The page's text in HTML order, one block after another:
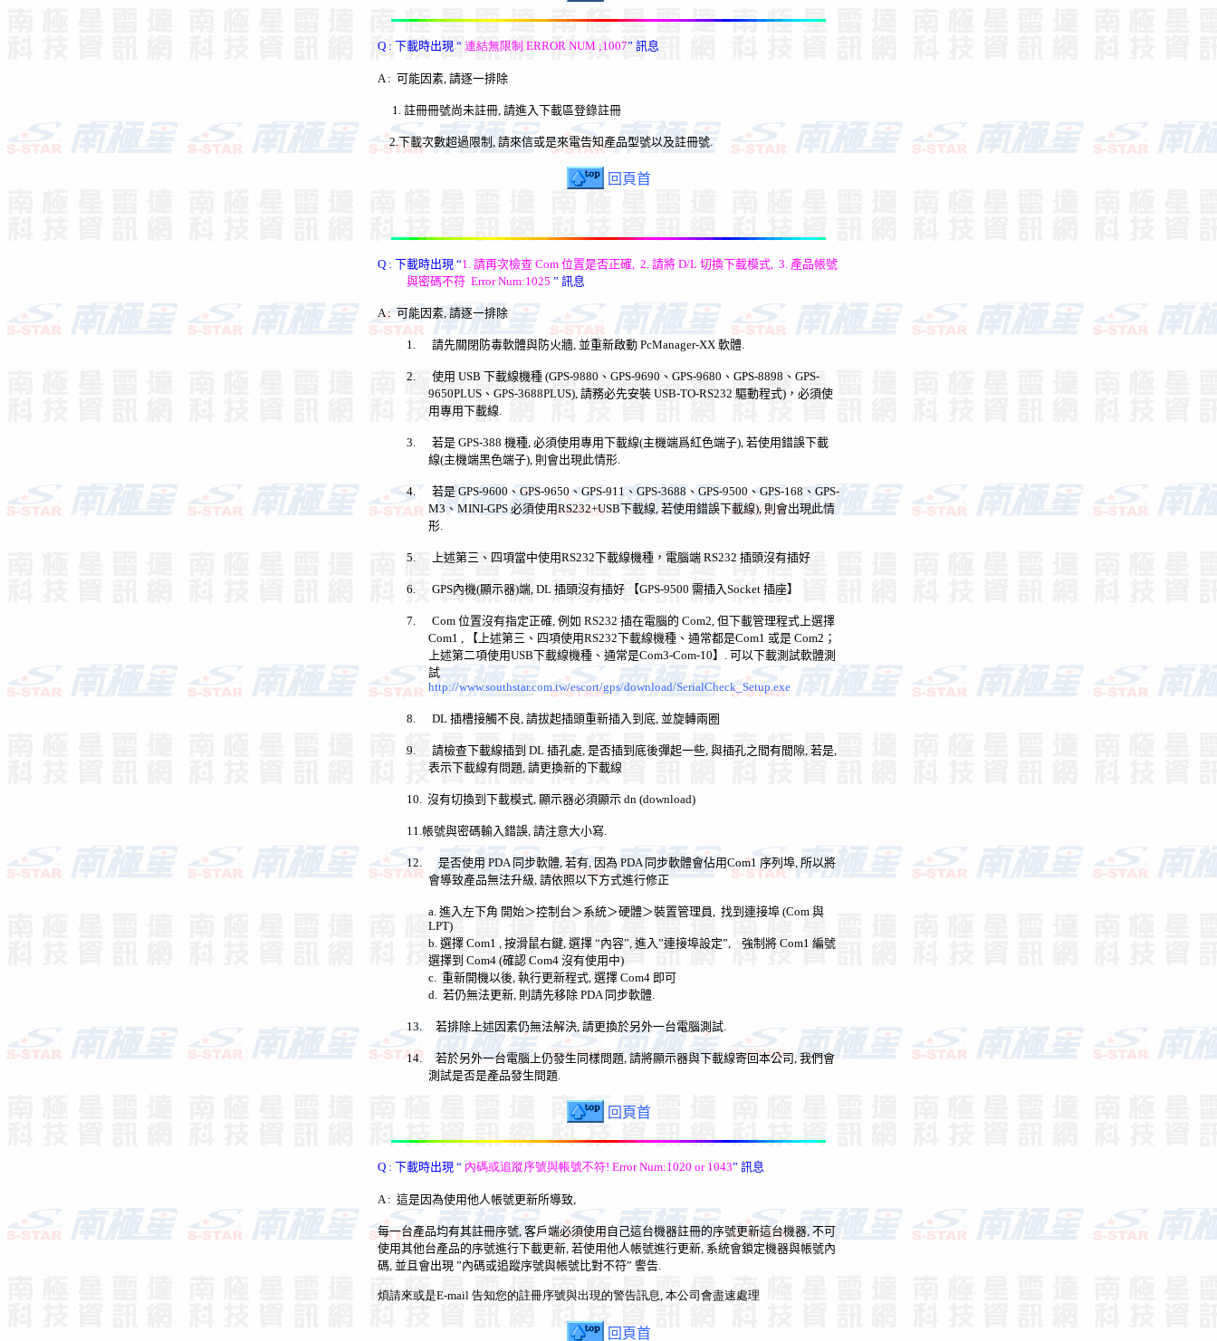
Q : 下載時出現 “ 連結無限制 ERROR NUM ;1007” 訊息
A : 可能因素, 請逐一排除
1. 註冊冊號尚未註冊, 請進入下載區登錄註冊
2.下載次數超過限制, 請來信或是來電告知產品型號以及註冊號.
回頁首
Q : 下載時出現 “1. 請再次檢查 Com 位置是否正確, 2. 請將 D/L 切換下載模式, 3. 產品帳號
與密碼不符 Error Num:1025 ” 訊息
A : 可能因素,請逐一排除
1. 請先關閉防毒軟體與防火牆, 並重新啟動 PcManager-XX 軟體.
2. 使用 USB 下載線機種 (GPS-9880 、 GPS-9690 、 GPS-9680 、 GPS-8898 、 GPS-
9650PLUS 、 GPS-3688PLUS), 請務必先安裝 USB-TO-RS232 驅動程式) ，必須使
用專用下載線.
3. 若是 GPS-388 機種, 必須使用專用下載線(主機端爲紅色端子), 若使用錯誤下載
線(主機端黑色端子), 則會出現此情形.
4. 若是GPS-9600 、GPS-9650 、GPS-911、 GPS-3688、GPS-9500 、GPS-168、GPS-
M3、MINI-GPS必須使用RS232+USB下載線,若使用錯誤下載線),則會出現此情
形.
5. 上述第三、四項當中使用RS232下載線機種，電腦端 RS232 插頭沒有插好
6. GPS內機(顯示器)端, DL 插頭沒有插好 【GPS-9500 需插入Socket 插座】
7. Com 位置沒有指定正確, 例如 RS232 插在電腦的 Com2, 但下載管理程式上選擇
Com1 ,
【上述第三、四項使用RS232下載線機種、通常都是Com1 或是 Com2 ；
上述第二項使用USB下載線機種、通常是Com3-Com-10】. 可以下載測試軟體測
試
http://www.southstar.com.tw/escort/gps/download/SerialCheck_Setup.exe
8. DL 插槽接觸不良, 請拔起插頭重新插入到底, 並旋轉兩圈
9. 請檢查下載線插到 DL 插孔處, 是否插到底後彈起一些, 與插孔之間有間隙, 若是,
表示下載線有問題, 請更換新的下載線
10. 沒有切換到下載模式, 顯示器必須顯示 dn (download)
11.帳號與密碼輸入錯誤, 請注意大小寫.
12. 是否使用 PDA同步軟體,若有,因為PDA 同步軟體會佔用Com1序列埠,所以將
會導致產品無法升級, 請依照以下方式進行修正
a. 進入左下角 開始＞控制台＞系統＞硬體＞裝置管理員, 找到連接埠 (Com 與
LPT)
b. 選擇 Com1 , 按滑鼠右鍵, 選擇 “內容”, 進入”連接埠設定”, 強制將 Com1 編號
選擇到 Com4 (確認 Com4 沒有使用中)
c. 重新開機以後, 執行更新程式, 選擇 Com4 即可
d. 若仍無法更新, 則請先移除 PDA 同步軟體.
13. 若排除上述因素仍無法解決,請更換於另外一台電腦測試.
14.若於另外一台電腦上仍發生同樣問題,請將顯示器與下載線寄回本公司,我們會
測試是否是產品發生問題.
回頁首
Q : 下載時出現 “ 內碼或追蹤序號與帳號不符! Error Num:1020 or 1043” 訊息
A : 這是因為使用他人帳號更新所導致,
每一台產品均有其註冊序號, 客戶端必須使用自己這台機器註冊的序號更新這台機器, 不可
使用其他台產品的序號進行下載更新, 若使用他人帳號進行更新, 系統會鎖定機器與帳號內
碼, 並且會出現 ”內碼或追蹤序號與帳號比對不符” 警告.
煩請來或是E-mail 告知您的註冊序號與出現的警告訊息, 本公司會盡速處理
回頁首